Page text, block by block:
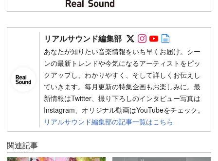
リアルサウンド編集部 Follow on SNS
Follow on SNS
Follow on
あなたが知りたい音楽情報をいち早くお届け。シー
ンの最新トレンドや今気になるアーティストをピッ
クアップし、わかりやすく、そして詳しくお伝えし
ていきます。毎月更新の特集企画もお楽しみに。最
新情報はTwitter、撮り下ろしのインタビュー写真は
Instagram、オリジナル動画はYouTubeをチェック。
リアルサウンド編集部の記事一覧はこちら
関連記事